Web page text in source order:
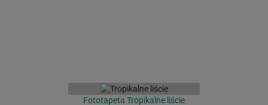
Fototapeta Tropikalne liście